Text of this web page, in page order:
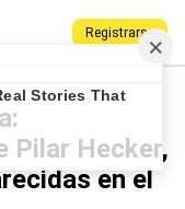
Registrarse
Pilar Hecker,
en el